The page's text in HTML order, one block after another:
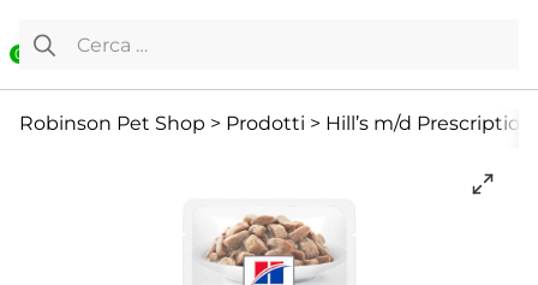
0
Ricerca per:
Robinson Pet Shop > Prodotti > Hill’s m/d